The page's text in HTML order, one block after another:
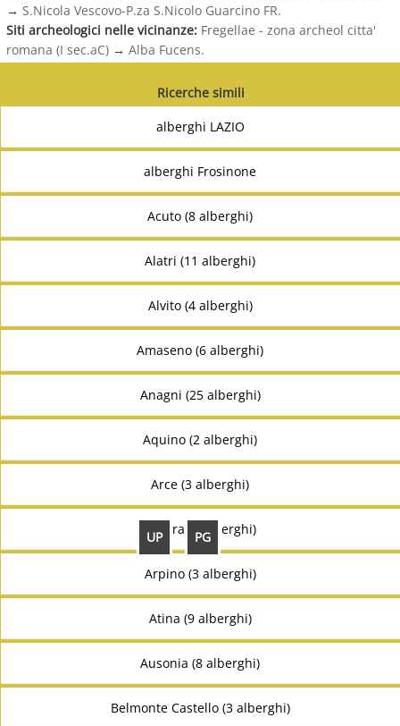
UP PG
→ S.Nicola Vescovo-P.za S.Nicolo Guarcino FR.
Siti archeologici nelle vicinanze: Fregellae - zona archeol citta'
romana (I sec.aC) → Alba Fucens.
Ricerche simili
alberghi LAZIO
alberghi Frosinone
Acuto (8 alberghi)
Alatri (11 alberghi)
Alvito (4 alberghi)
Amaseno (6 alberghi)
Anagni (25 alberghi)
Aquino (2 alberghi)
Arce (3 alberghi)
Arnara (2 alberghi)
Arpino (3 alberghi)
Atina (9 alberghi)
Ausonia (8 alberghi)
Belmonte Castello (3 alberghi)